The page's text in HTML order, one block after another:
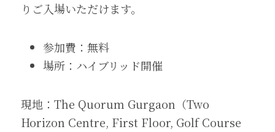
りご入場いただけます。
参加費：無料
場所：ハイブリッド開催
現地：The Quorum Gurgaon（Two
Horizon Centre, First Floor, Golf Course